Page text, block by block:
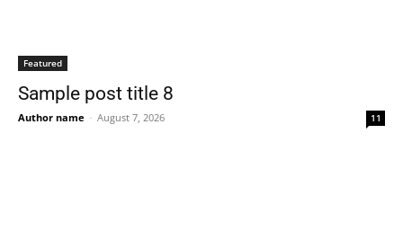
Featured
Sample post title 8
Author name - August 7, 2026 11